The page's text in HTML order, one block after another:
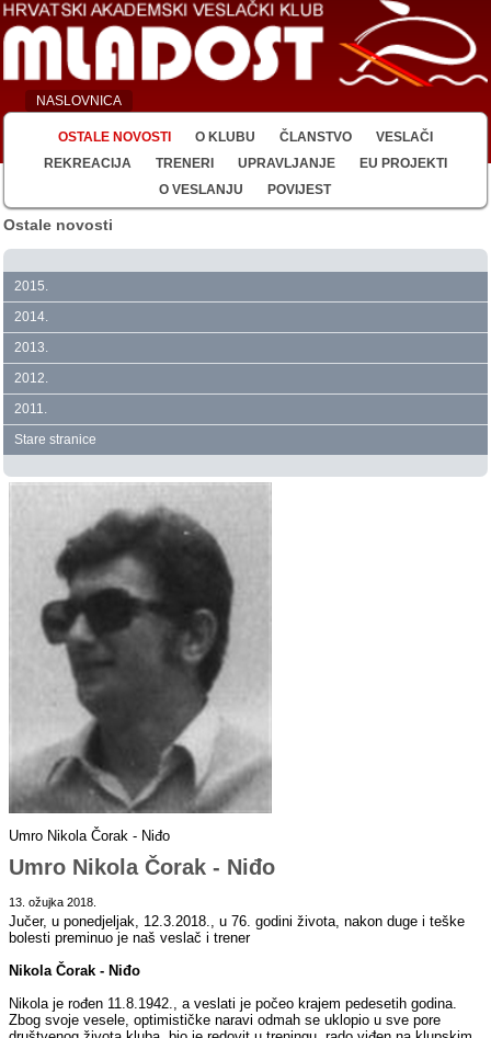
NASLOVNICA
OSTALE NOVOSTI O KLUBU ČLANSTVO
VESLAČI
REKREACIJA
TRENERI UPRAVLJANJE
EU PROJEKTI
O VESLANJU
POVIJEST
Ostale novosti
2015.
2014.
2013.
2012.
2011.
Stare stranice
Umro Nikola Čorak - Niđo
Umro Nikola Čorak - Niđo
13. ožujka 2018.
Jučer, u ponedjeljak, 12.3.2018., u 76. godini života, nakon duge i teške
bolesti preminuo je naš veslač i trener
Nikola Čorak - Niđo
Nikola je rođen 11.8.1942., a veslati je počeo krajem pedesetih godina.
Zbog svoje vesele, optimističke naravi odmah se uklopio u sve pore